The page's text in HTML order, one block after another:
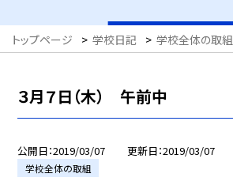
トップページ > 学校日記 > 学校全体の取組
３月７日（木） 午前中
公開日 2019/03/07 更新日 2019/03/07
学校全体の取組